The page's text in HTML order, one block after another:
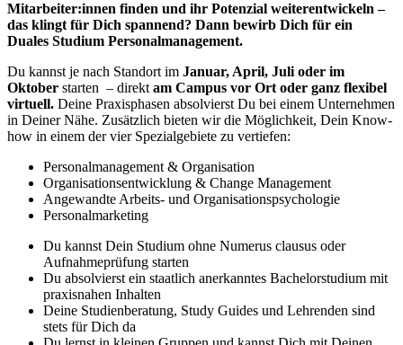
Mitarbeiter:innen finden und ihr Potenzial weiterentwickeln –
das klingt für Dich spannend? Dann bewirb Dich für ein
Duales Studium Personalmanagement.
Du kannst je nach Standort im Januar, April, Juli oder im
Oktober starten – direkt am Campus vor Ort oder ganz flexibel
virtuell. Deine Praxisphasen absolvierst Du bei einem Unternehmen
in Deiner Nähe. Zusätzlich bieten wir die Möglichkeit, Dein Know-
how in einem der vier Spezialgebiete zu vertiefen:
Personalmanagement & Organisation
Organisationsentwicklung & Change Management
Angewandte Arbeits- und Organisationspsychologie
Personalmarketing
Du kannst Dein Studium ohne Numerus clausus oder
Aufnahmeprüfung starten
Du absolvierst ein staatlich anerkanntes Bachelorstudium mit
praxisnahen Inhalten
Deine Studienberatung, Study Guides und Lehrenden sind
stets für Dich da